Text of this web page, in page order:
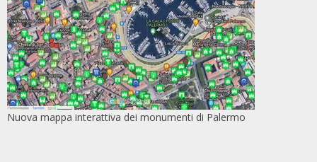
Nuova mappa interattiva dei monumenti di Palermo